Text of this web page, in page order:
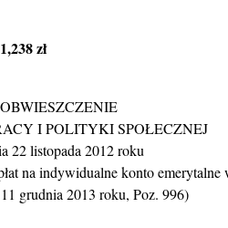
zł
OBWIESZCZENIE
I POLITYKI SPOŁECZNEJ
22 listopada 2012 roku
na indywidualne konto emerytalne
grudnia 2013 roku, Poz. 996)